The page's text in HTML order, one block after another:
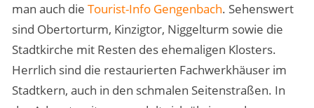
man auch die Tourist-Info Gengenbach. Sehenswert
sind Obertorturm, Kinzigtor, Niggelturm sowie die
Stadtkirche mit Resten des ehemaligen Klosters.
Herrlich sind die restaurierten Fachwerkhäuser im
Stadtkern, auch in den schmalen Seitenstraßen. In